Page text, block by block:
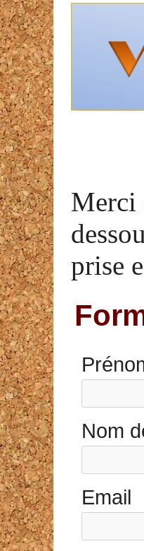
Merci
prise
Nom
Email